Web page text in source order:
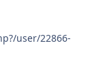
user/22866-